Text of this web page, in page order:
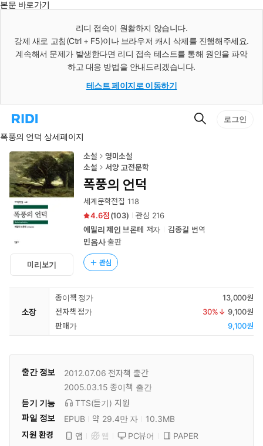
본문 바로가기
리디 접속이 원활하지 않습니다.
강제 새로 고침(Ctrl + F5)이나 브라우저 캐시 삭제를 진행해주세요.
계속해서 문제가 발생한다면 리디 접속 테스트를 통해 원인을 파악
하고 대응 방법을 안내드리겠습니다.
테스트 페이지로 이동하기
리
홈
로
이
동
검
로그인
폭풍의 언덕 상세페이지
미리보기
소설
영미소설
소설
서양 고전문학
폭풍의 언덕
세계문학전집 118
4.6
(103) 관심 216
에밀리 제인 브론테 저자 김종길 번역
민음사출판
관심
소장
종이책 정가
13,000원
전자책 정가
30%↓ 9,100원
판매가
9,100원
출간 정보 2012.07.06 전자책 출간
2005.03.15 종이책 출간
듣기 기능
TTS(듣기) 지원
파일 정보
EPUB 약 29.4만 자
10.3MB
지원 환경
앱 웹 PC뷰어
PAPER